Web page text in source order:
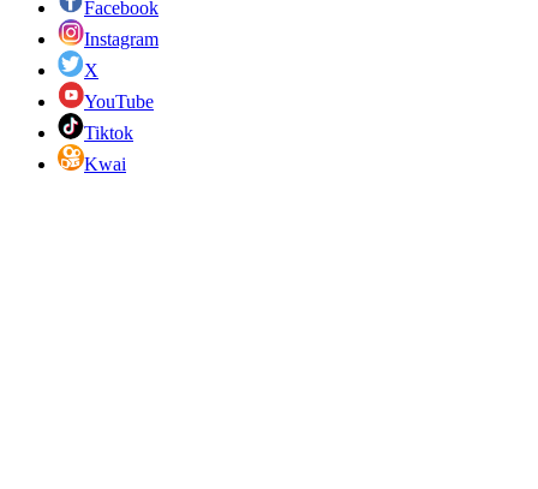
Facebook
Instagram
X
YouTube
Tiktok
Kwai